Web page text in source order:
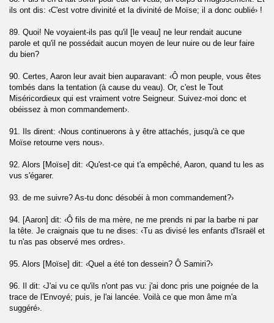
ils ont dis: ‹C'est votre divinité et la divinité de Moïse; il a donc oublié› !
89. Quoi! Ne voyaient-ils pas qu'il [le veau] ne leur rendait aucune
parole et qu'il ne possédait aucun moyen de leur nuire ou de leur faire
du bien?
90. Certes, Aaron leur avait bien auparavant: ‹Ô mon peuple, vous êtes
tombés dans la tentation (à cause du veau). Or, c'est le Tout
Miséricordieux qui est vraiment votre Seigneur. Suivez-moi donc et
obéissez à mon commandement›.
91. Ils dirent: ‹Nous continuerons à y être attachés, jusqu'à ce que
Moïse retourne vers nous›.
92. Alors [Moïse] dit: ‹Qu'est-ce qui t'a empêché, Aaron, quand tu les as
vus s'égarer.
93. de me suivre? As-tu donc désobéi à mon commandement?›
94. [Aaron] dit: ‹Ô fils de ma mère, ne me prends ni par la barbe ni par
la tête. Je craignais que tu ne dises: ‹Tu as divisé les enfants d'Israël et
tu n'as pas observé mes ordres›.
95. Alors [Moïse] dit: ‹Quel a été ton dessein? Ô Samiri?›
96. Il dit: ‹J'ai vu ce qu'ils n'ont pas vu: j'ai donc pris une poignée de la
trace de l'Envoyé; puis, je l'ai lancée. Voilà ce que mon âme m'a
suggéré›.
Falaq)